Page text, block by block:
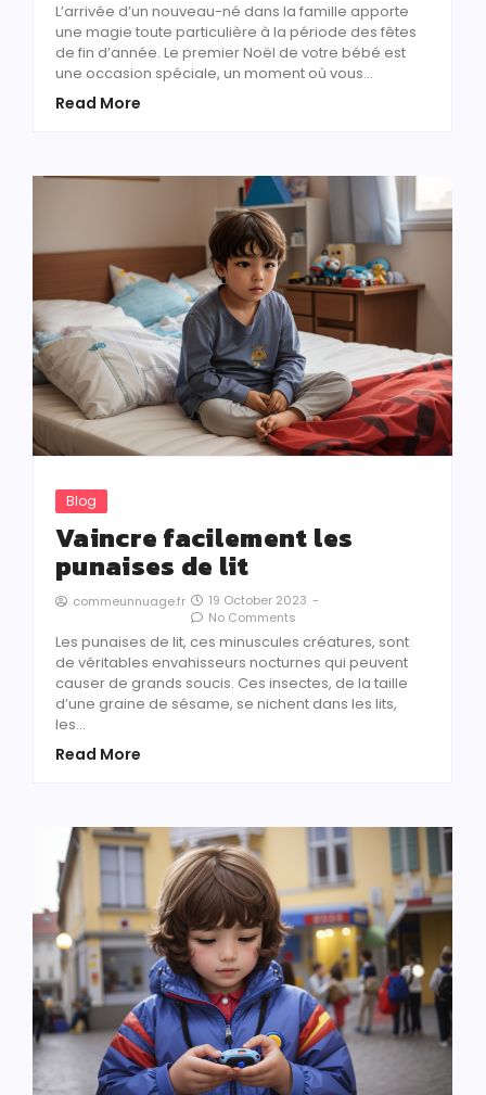
L’arrivée d’un nouveau-né dans la famille apporte
une magie toute particulière à la période des fêtes
de fin d’année. Le premier Noël de votre bébé est
une occasion spéciale, un moment où vous…
Read More
Blog
Vaincre facilement les
punaises de lit
commeunnuage.fr 19 October 2023 -
No Comments
Les punaises de lit, ces minuscules créatures, sont
de véritables envahisseurs nocturnes qui peuvent
causer de grands soucis. Ces insectes, de la taille
d’une graine de sésame, se nichent dans les lits,
les…
Read More